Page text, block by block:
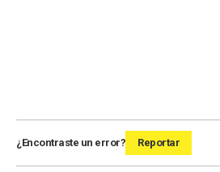
¿Encontraste un error? Reportar